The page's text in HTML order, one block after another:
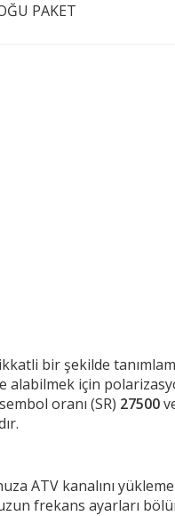
PAKET
bir şekilde
alabilmek için
oranı (SR) 27500
ATV kanalını
frekans ayarları